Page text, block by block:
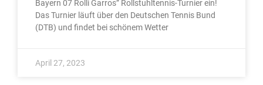
Bayern 07 Rolli Garros” Rollstuhltennis-Turnier ein!
Das Turnier läuft über den Deutschen Tennis Bund
(DTB) und findet bei schönem Wetter
April 27, 2023